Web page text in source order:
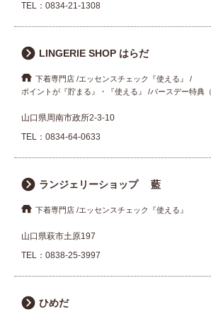
TEL： 0834-21-1308
LINGERIE SHOP はらだ
下着専門店 エッセンスチェック『使える』
ポイントが『貯まる』・『使える』
バースデー特典
山口県周南市政所2-3-10
TEL： 0834-64-0633
ランジェリーショップ 藍
下着専門店 エッセンスチェック『使える』
山口県萩市土原197
TEL： 0838-25-3997
ひめだ